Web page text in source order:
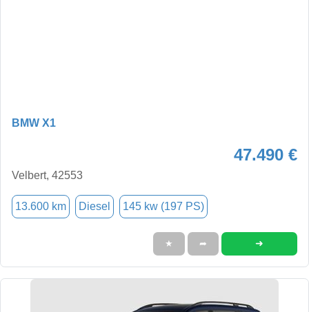
BMW X1
47.490 €
Velbert, 42553
13.600 km Diesel 145 kw (197 PS)
★ ➦ ➜